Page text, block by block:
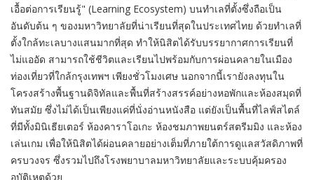
เอื้อต่อการเรียนรู้" (Learning Ecosystem) บนทำเลที่ตั้งซึ่งถือเป็น
อันดับต้น ๆ ของมหาวิทยาลัยที่น่าเรียนที่สุดในประเทศไทย ด้วยทำเลที่
ตั้งใกล้ทะเลบางแสนมากที่สุด ทำให้นิสิตได้รับบรรยากาศการเรียนที่
ไม่แออัด สามารถใช้ชีวิตและเรียนไปพร้อมกับการผ่อนคลายในเมือง
ท่องเที่ยวที่ใกล้กรุงเทพฯ เพียงชั่วโมงเศษ นอกจากนี้เรายังลงทุนใน
โครงสร้างพื้นฐานดิจิทัลและพื้นที่สร้างสรรค์อย่างหอพักและห้องสมุดที่
ทันสมัย ซึ่งไม่ได้เป็นเพียงแค่ที่นั่งอ่านหนังสือ แต่ยังเป็นพื้นที่ไลฟ์สไตล์
ที่มีทั้งมินิเธียเตอร์ ห้องคาราโอเกะ ห้องชมภาพยนตร์สตรีมมิง และห้อง
เล่นเกม เพื่อให้นิสิตได้ผ่อนคลายอย่างเต็มที่ภายใต้การดูแลสวัสดิภาพที่
ครบวงจร ซึ่งรวมไปถึงโรงพยาบาลมหาวิทยาลัยและระบบคุ้มครอง
อุบัติเหตุด้วย